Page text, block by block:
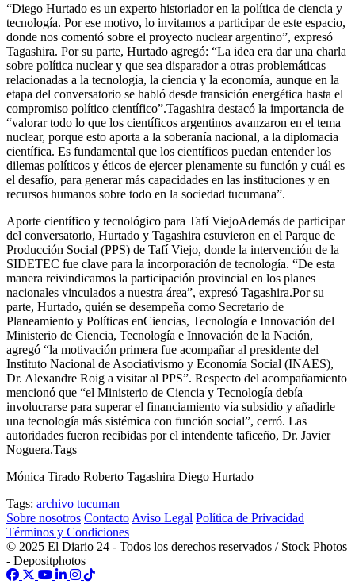
“Diego Hurtado es un experto historiador en la política de ciencia y
tecnología. Por ese motivo, lo invitamos a participar de este espacio,
donde nos comentó sobre el proyecto nuclear argentino”, expresó
Tagashira. Por su parte, Hurtado agregó: “La idea era dar una charla
sobre política nuclear y que sea disparador a otras problemáticas
relacionadas a la tecnología, la ciencia y la economía, aunque en la
etapa del conversatorio se habló desde transición energética hasta el
compromiso político científico”.Tagashira destacó la importancia de
“valorar todo lo que los científicos argentinos avanzaron en el tema
nuclear, porque esto aporta a la soberanía nacional, a la diplomacia
científica. Es fundamental que los científicos puedan entender los
dilemas políticos y éticos de ejercer plenamente su función y cuál es
el desafío, para generar más capacidades en las instituciones y en
recursos humanos sobre todo en la sociedad tucumana”.
Aporte científico y tecnológico para Tafí ViejoAdemás de participar
del conversatorio, Hurtado y Tagashira estuvieron en el Parque de
Producción Social (PPS) de Tafí Viejo, donde la intervención de la
SIDETEC fue clave para la incorporación de tecnología. “De esta
manera reivindicamos la participación provincial en los planes
nacionales vinculados a nuestra área”, expresó Tagashira.Por su
parte, Hurtado, quién se desempeña como Secretario de
Planeamiento y Políticas enCiencias, Tecnología e Innovación del
Ministerio de Ciencia, Tecnología e Innovación de la Nación,
agregó “la motivación primera fue acompañar al presidente del
Instituto Nacional de Asociativismo y Economía Social (INAES),
Dr. Alexandre Roig a visitar al PPS”. Respecto del acompañamiento
mencionó que “el Ministerio de Ciencia y Tecnología debía
involucrarse para superar el financiamiento vía subsidio y añadirle
una tecnología más sistémica con función social”, cerró. Las
autoridades fueron recibidas por el intendente taficeño, Dr. Javier
Noguera.Tags
Mónica Tirado Roberto Tagashira Diego Hurtado
Tags: archivo tucuman
Sobre nosotros Contacto Aviso Legal Política de Privacidad
Términos y Condiciones
© 2025 El Diario 24 - Todos los derechos reservados / Stock Photos
- Depositphotos